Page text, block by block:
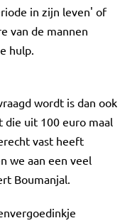
in zijn leven' of
van de mannen
hulp.
wordt is dan ook
die uit 100 euro maal
vast heeft
we aan een veel
Boumanjal.